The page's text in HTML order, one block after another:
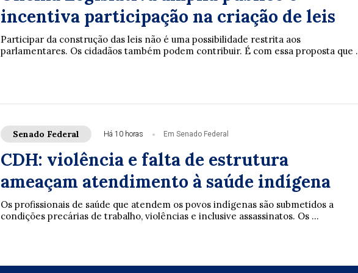
incentiva participação na criação de leis
Participar da construção das leis não é uma possibilidade restrita aos
parlamentares. Os cidadãos também podem contribuir. É com essa proposta que
Senado Federal Há 10 horas Em Senado Federal
CDH: violência e falta de estrutura
ameaçam atendimento à saúde indígena
Os profissionais de saúde que atendem os povos indígenas são submetidos a
condições precárias de trabalho, violências e inclusive assassinatos. Os ...